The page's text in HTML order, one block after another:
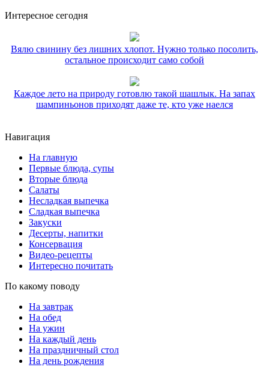
Интересное сегодня
Вялю свинину без лишних хлопот. Нужно только посолить,
остальное происходит само собой
Каждое лето на природу готовлю такой шашлык. На запах
шампиньонов приходят даже те, кто уже наелся
Навигация
На главную
Первые блюда, супы
Вторые блюда
Салаты
Несладкая выпечка
Сладкая выпечка
Закуски
Десерты, напитки
Консервация
Видео-рецепты
Интересно почитать
По какому поводу
На завтрак
На обед
На ужин
На каждый день
На праздничный стол
На день рождения